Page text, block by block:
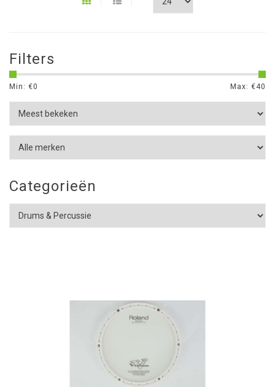
Filters
Min: €0 Max: €40
Categorieën